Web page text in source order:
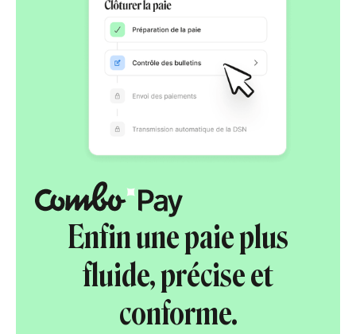
Enfin une paie plus
fluide, précise et
conforme.